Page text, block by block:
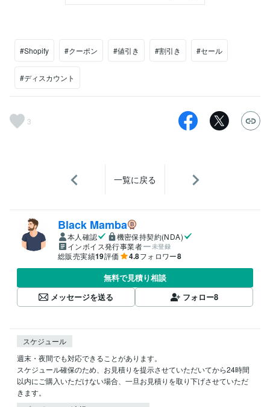
#Shopify #クーポン #値引き #割引き #セール
#ディスカウント
3
一覧に戻る
Black Mamba
本人確認
機密保持契約(NDA)
インボイス発行事業者
未登録
総販売実績19評価 4.8フォロワー8
無料で見積り相談
メッセージを送る
フォロー8
スケジュール
週末・夜間でも対応できることがあります。
スケジュール確保のため、お見積りを提示させていただいてから24時間
以内にご購入いただけない場合、一旦お見積りを取り下げさせていただ
きます。